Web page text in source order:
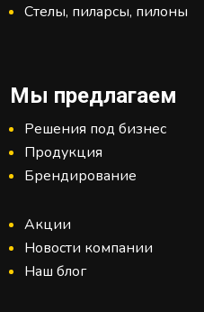
Стелы, пиларсы, пилоны
Мы предлагаем
Решения под бизнес
Продукция
Брендирование
Акции
Новости компании
Наш блог